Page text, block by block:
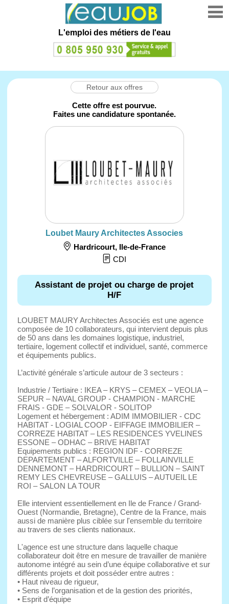
L'emploi des métiers de l'eau
Retour aux offres
Cette offre est pourvue.
Faites une candidature spontanée.
Loubet Maury Architectes Associes
Hardricourt, Ile-de-France
CDI
Assistant de projet ou charge de projet
H/F
LOUBET MAURY Architectes Associés est une agence
composée de 10 collaborateurs, qui intervient depuis plus
de 50 ans dans les domaines logistique, industriel,
tertiaire, logement collectif et individuel, santé, commerce
et équipements publics.
L’activité générale s’articule autour de 3 secteurs :
Industrie / Tertiaire : IKEA – KRYS – CEMEX – VEOLIA –
SEPUR – NAVAL GROUP - CHAMPION - MARCHE
FRAIS - GDE – SOLVALOR - SOLITOP
Logement et hébergement : ADIM IMMOBILIER - CDC
HABITAT - LOGIAL COOP - EIFFAGE IMMOBILIER –
CORREZE HABITAT – LES RESIDENCES YVELINES
ESSONE – ODHAC – BRIVE HABITAT
Equipements publics : REGION IDF - CORREZE
DEPARTEMENT – ALFORTVILLE – FOLLAINVILLE
DENNEMONT – HARDRICOURT – BULLION – SAINT
REMY LES CHEVREUSE – GALLUIS – AUTUEIL LE
ROI – SALON LA TOUR
Elle intervient essentiellement en Ile de France / Grand-
Ouest (Normandie, Bretagne), Centre de la France, mais
aussi de manière plus ciblée sur l'ensemble du territoire
au travers de ses clients nationaux.
L'agence est une structure dans laquelle chaque
collaborateur doit être en mesure de travailler de manière
autonome intégré au sein d’une équipe collaborative et sur
différents projets et doit posséder entre autres :
• Haut niveau de rigueur,
• Sens de l’organisation et de la gestion des priorités,
• Esprit d’équipe